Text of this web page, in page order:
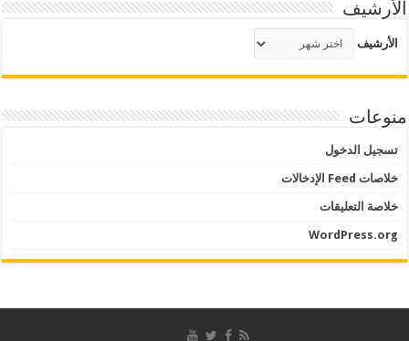
الأرشيف
الأرشيف
منوعات
تسجيل الدخول
خلاصات Feed الإدخالات
خلاصة التعليقات
WordPress.org